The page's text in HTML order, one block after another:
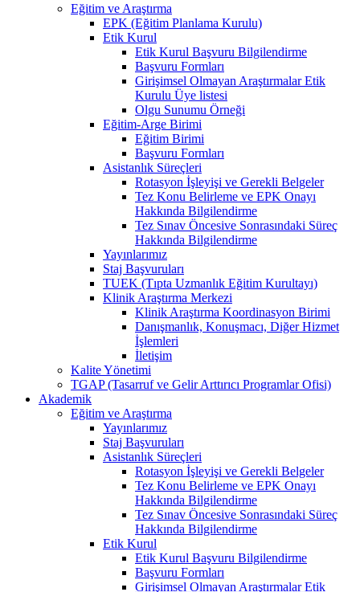
Eğitim ve Araştırma
EPK (Eğitim Planlama Kurulu)
Etik Kurul
Etik Kurul Başvuru Bilgilendirme
Başvuru Formları
Girişimsel Olmayan Araştırmalar Etik
Kurulu Üye listesi
Olgu Sunumu Örneği
Eğitim-Arge Birimi
Eğitim Birimi
Başvuru Formları
Asistanlık Süreçleri
Rotasyon İşleyişi ve Gerekli Belgeler
Tez Konu Belirleme ve EPK Onayı
Hakkında Bilgilendirme
Tez Sınav Öncesive Sonrasındaki Süreç
Hakkında Bilgilendirme
Yayınlarımız
Staj Başvuruları
TUEK (Tıpta Uzmanlık Eğitim Kurultayı)
Klinik Araştırma Merkezi
Klinik Araştırma Koordinasyon Birimi
Danışmanlık, Konuşmacı, Diğer Hizmet
İşlemleri
İletişim
Kalite Yönetimi
TGAP (Tasarruf ve Gelir Arttırıcı Programlar Ofisi)
Akademik
Eğitim ve Araştırma
Yayınlarımız
Staj Başvuruları
Asistanlık Süreçleri
Rotasyon İşleyişi ve Gerekli Belgeler
Tez Konu Belirleme ve EPK Onayı
Hakkında Bilgilendirme
Tez Sınav Öncesive Sonrasındaki Süreç
Hakkında Bilgilendirme
Etik Kurul
Etik Kurul Başvuru Bilgilendirme
Başvuru Formları
Girişimsel Olmayan Araştırmalar Etik